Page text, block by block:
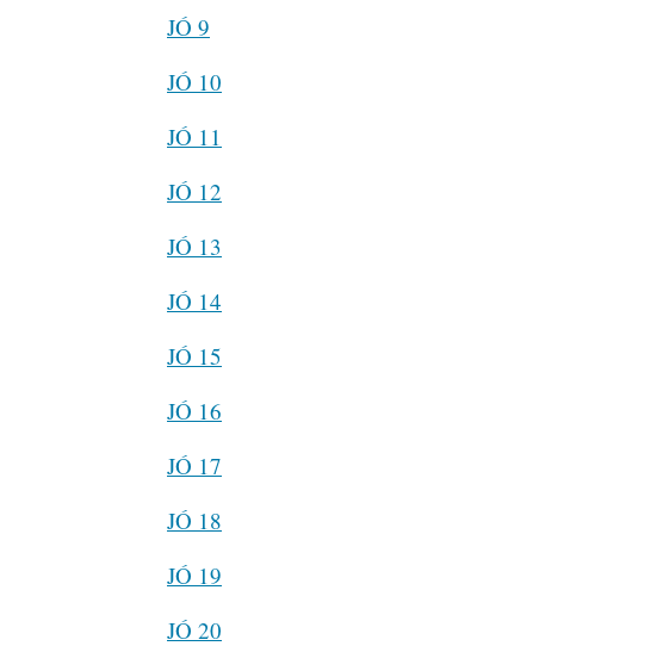
JÓ 9
JÓ 10
JÓ 11
JÓ 12
JÓ 13
JÓ 14
JÓ 15
JÓ 16
JÓ 17
JÓ 18
JÓ 19
JÓ 20